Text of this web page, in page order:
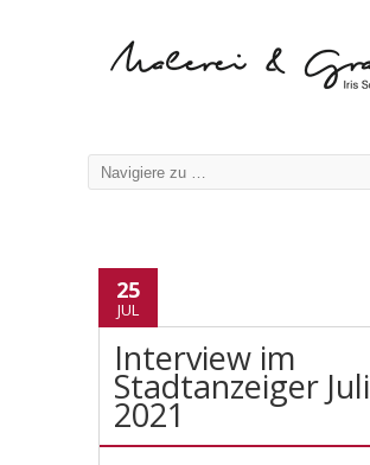
25
JUL
Interview im
Stadtanzeiger Juli
2021